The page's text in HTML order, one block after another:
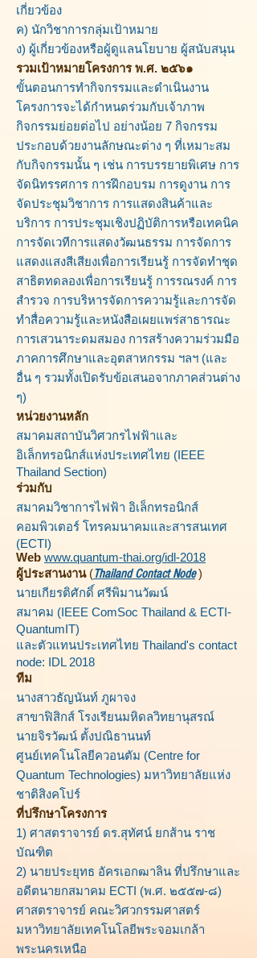
เกี่ยวข้อง
ค) นักวิชาการกลุ่มเป้าหมาย
ง) ผู้เกี่ยวข้องหรือผู้ดูแลนโยบาย ผู้สนับสนุน
รวมเป้าหมายโครงการ พ.ศ. ๒๕๖๑
ขั้นตอนการทำกิจกรรมและดำเนินงาน
โครงการจะได้กำหนดร่วมกับเจ้าภาพ
กิจกรรมย่อยต่อไป อย่างน้อย 7 กิจกรรม
ประกอบด้วยงานลักษณะต่าง ๆ ที่เหมาะสม
กับกิจกรรมนั้น ๆ เช่น การบรรยายพิเศษ การ
จัดนิทรรศการ การฝึกอบรม การดูงาน การ
จัดประชุมวิชาการ การแสดงสินค้าและ
บริการ การประชุมเชิงปฏิบัติการหรือเทคนิค
การจัดเวทีการแสดงวัฒนธรรม การจัดการ
แสดงแสงสีเสียงเพื่อการเรียนรู้ การจัดทำชุด
สาธิตทดลองเพื่อการเรียนรู้ การรณรงค์ การ
สำรวจ การบริหารจัดการความรู้และการจัด
ทำสื่อความรู้และหนังสือเผยแพร่สาธารณะ
การเสวนาระดมสมอง การสร้างความร่วมมือ
ภาคการศึกษาและอุตสาหกรรม ฯลฯ (และ
อื่น ๆ รวมทั้งเปิดรับข้อเสนอจากภาคส่วนต่าง
ๆ)
หน่วยงานหลัก
สมาคมสถาบันวิศวกรไฟฟ้าและ
อิเล็กทรอนิกส์แห่งประเทศไทย (IEEE
Thailand Section)
ร่วมกับ
สมาคมวิชาการไฟฟ้า อิเล็กทรอนิกส์
คอมพิวเตอร์ โทรคมนาคมและสารสนเทศ
(ECTI)
Web www.quantum-thai.org/idl-2018
ผู้ประสานงาน(Thailand Contact Node )
นายเกียรติศักดิ์ ศรีพิมานวัฒน์
สมาคม (IEEE ComSoc Thailand & ECTI-
QuantumIT)
และตัวแทนประเทศไทย Thailand's contact
node: IDL 2018
ทีม
นางสาวธัญนันท์ ภูผาจง
สาขาฟิสิกส์ โรงเรียนมหิดลวิทยานุสรณ์
นายจิรวัฒน์ ตั้งปณิธานนท์
ศูนย์เทคโนโลยีควอนตัม (Centre for
Quantum Technologies) มหาวิทยาลัยแห่ง
ชาติสิงคโปร์
ที่ปรึกษาโครงการ
1) ศาสตราจารย์ ดร.สุทัศน์ ยกส้าน ราช
บัณฑิต
2) นายประยุทธ อัครเอกฒาลิน ที่ปรึกษาและ
อดีตนายกสมาคม ECTI (พ.ศ. ๒๕๕๗-๘)
ศาสตราจารย์ คณะวิศวกรรมศาสตร์
มหาวิทยาลัยเทคโนโลยีพระจอมเกล้า
พระนครเหนือ